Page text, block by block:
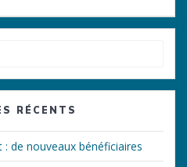
:
RÉCENTS
de nouveaux bénéficiaires